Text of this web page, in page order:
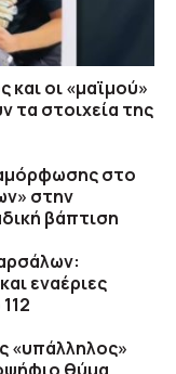
οι «μαϊμού»
τα στοιχεία της
στο
στην
βάπτιση
εναέριες
«υπάλληλος»